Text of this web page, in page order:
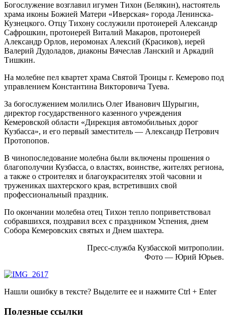
Богослужение возглавил игумен Тихон (Белякин), настоятель
храма иконы Божией Матери «Иверская» города Ленинска-
Кузнецкого. Отцу Тихону сослужили протоиерей Александр
Сафрошкин, протоиерей Виталий Макаров, протоиерей
Александр Орлов, иеромонах Алексий (Красиков), иерей
Валерий Дудоладов, диаконы Вячеслав Ланский и Аркадий
Тишкин.
На молебне пел квартет храма Святой Троицы г. Кемерово под
управлением Константина Викторовича Туева.
За богослужением молились Олег Иванович Шурыгин,
директор государственного казенного учреждения
Кемеровской области «Дирекция автомобильных дорог
Кузбасса», и его первый заместитель — Александр Петрович
Протопопов.
В чинопоследование молебна были включены прошения о
благополучии Кузбасса, о властях, воинстве, жителях региона,
а также о строителях и благоукрасителях этой часовни и
тружениках шахтерского края, встретивших свой
профессиональный праздник.
По окончании молебна отец Тихон тепло поприветствовал
собравшихся, поздравил всех с праздником Успения, днем
Собора Кемеровских святых и Днем шахтера.
Пресс-служба Кузбасской митрополии.
Фото — Юрий Юрьев.
Нашли ошибку в тексте? Выделите ее и нажмите Ctrl + Enter
Полезные ссылки